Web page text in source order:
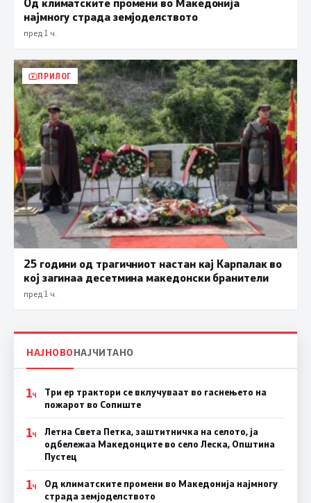
најмногу страда земјоделството
пред 1 ч.
ПРИЛОГ
25 години од трагичниот настан кај Карпалак во
кој загинаа десетмина македонски бранители
пред 1 ч.
НАЈНОВОНАЈЧИТАНО
1Ч
Три ер трактори се вклучуваат во гаснењето на
пожарот во Сопиште
1Ч
Летна Света Петка, заштитничка на селото, ја
одбележаа Македонците во село Леска, Општина
Пустец
1Ч
Од климатските промени во Македонија најмногу
страда земјоделството